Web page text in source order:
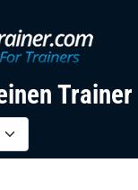
Trainer